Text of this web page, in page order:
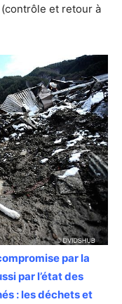
et retour à
par la
par l’état des
: les déchets et